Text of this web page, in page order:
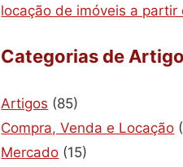
locação de imóveis a partir
Categorias de
Artigos (85)
Compra, Venda e Locação
Mercado (15)